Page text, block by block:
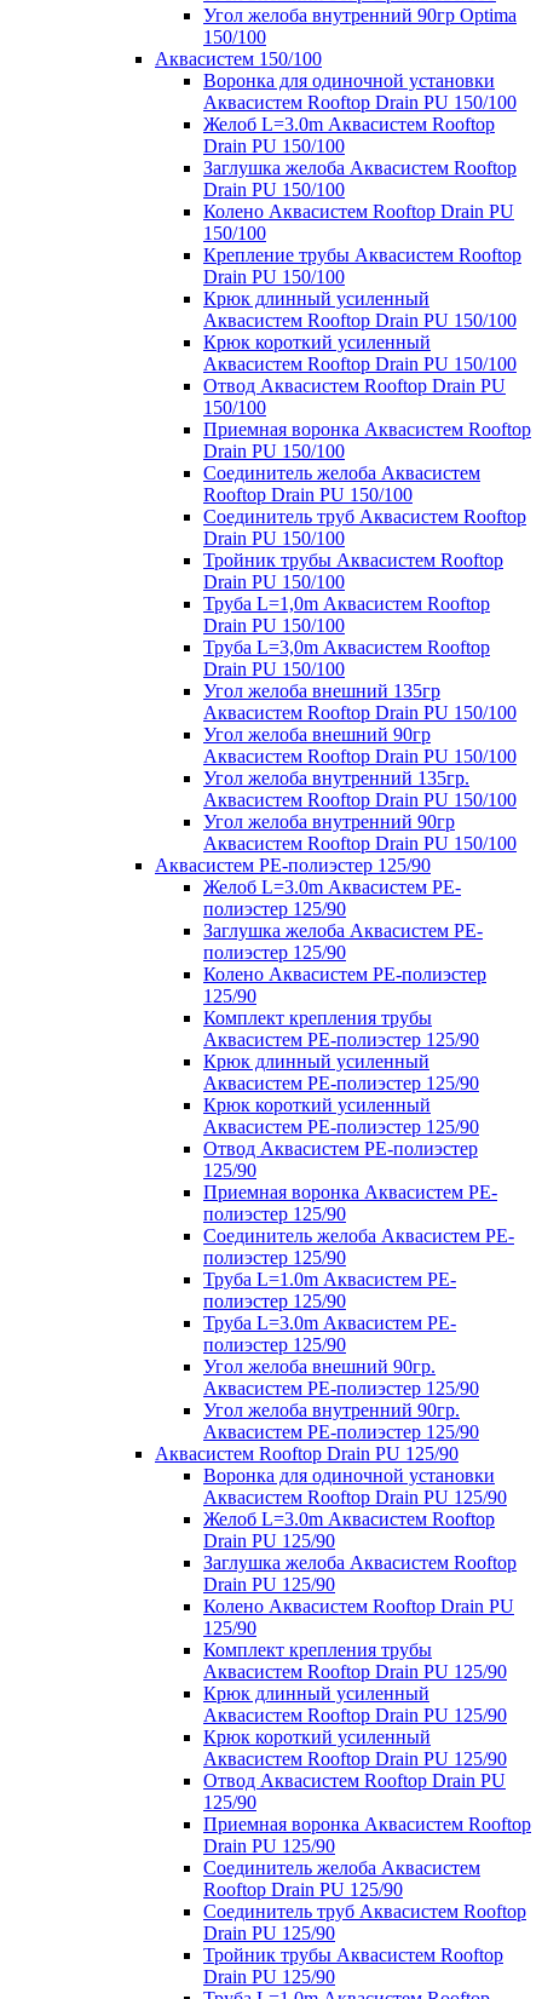
Угол желоба внутренний 90гр Optima
150/100
Аквасистем 150/100
Воронка для одиночной установки
Аквасистем Rooftop Drain PU 150/100
Желоб L=3.0m Аквасистем Rooftop
Drain PU 150/100
Заглушка желоба Аквасистем Rooftop
Drain PU 150/100
Колено Аквасистем Rooftop Drain PU
150/100
Крепление трубы Аквасистем Rooftop
Drain PU 150/100
Крюк длинный усиленный
Аквасистем Rooftop Drain PU 150/100
Крюк короткий усиленный
Аквасистем Rooftop Drain PU 150/100
Отвод Аквасистем Rooftop Drain PU
150/100
Приемная воронка Аквасистем Rooftop
Drain PU 150/100
Соединитель желоба Аквасистем
Rooftop Drain PU 150/100
Соединитель труб Аквасистем Rooftop
Drain PU 150/100
Тройник трубы Аквасистем Rooftop
Drain PU 150/100
Труба L=1,0m Аквасистем Rooftop
Drain PU 150/100
Труба L=3,0m Аквасистем Rooftop
Drain PU 150/100
Угол желоба внешний 135гр
Аквасистем Rooftop Drain PU 150/100
Угол желоба внешний 90гр
Аквасистем Rooftop Drain PU 150/100
Угол желоба внутренний 135гр.
Аквасистем Rooftop Drain PU 150/100
Угол желоба внутренний 90гр
Аквасистем Rooftop Drain PU 150/100
Аквасистем PE-полиэстер 125/90
Желоб L=3.0m Аквасистем PE-
полиэстер 125/90
Заглушка желоба Аквасистем PE-
полиэстер 125/90
Колено Аквасистем PE-полиэстер
125/90
Комплект крепления трубы
Аквасистем PE-полиэстер 125/90
Крюк длинный усиленный
Аквасистем PE-полиэстер 125/90
Крюк короткий усиленный
Аквасистем PE-полиэстер 125/90
Отвод Аквасистем РЕ-полиэстер
125/90
Приемная воронка Аквасистем PE-
полиэстер 125/90
Соединитель желоба Аквасистем PE-
полиэстер 125/90
Труба L=1.0m Аквасистем PE-
полиэстер 125/90
Труба L=3.0m Аквасистем PE-
полиэстер 125/90
Угол желоба внешний 90гр.
Аквасистем PE-полиэстер 125/90
Угол желоба внутренний 90гр.
Аквасистем PE-полиэстер 125/90
Аквасистем Rooftop Drain PU 125/90
Воронка для одиночной установки
Аквасистем Rooftop Drain PU 125/90
Желоб L=3.0m Аквасистем Rooftop
Drain PU 125/90
Заглушка желоба Аквасистем Rooftop
Drain PU 125/90
Колено Аквасистем Rooftop Drain PU
125/90
Комплект крепления трубы
Аквасистем Rooftop Drain PU 125/90
Крюк длинный усиленный
Аквасистем Rooftop Drain PU 125/90
Крюк короткий усиленный
Аквасистем Rooftop Drain PU 125/90
Отвод Аквасистем Rooftop Drain PU
125/90
Приемная воронка Аквасистем Rooftop
Drain PU 125/90
Соединитель желоба Аквасистем
Rooftop Drain PU 125/90
Соединитель труб Аквасистем Rooftop
Drain PU 125/90
Тройник трубы Аквасистем Rooftop
Drain PU 125/90